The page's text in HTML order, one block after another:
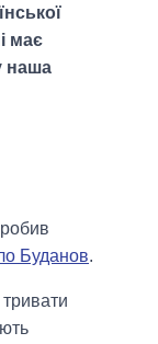
має
наша
Буданов.